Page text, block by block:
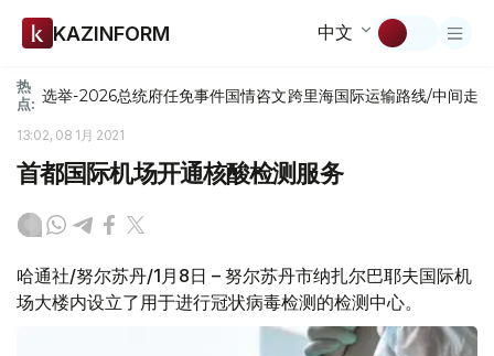
KAZINFORM 中文
热
点: 选举-2026总统府任免事件国情咨文跨里海国际运输路线/中间走廊
13:02, 08 1月 2021
首都国际机场开通核酸检测服务
哈通社/努尔苏丹/1月8日 – 努尔苏丹市纳扎尔巴耶夫国际机
场大楼内设立了用于进行冠状病毒检测的检测中心。